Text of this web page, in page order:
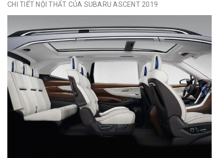
CHI TIẾT NỘI THẤT CỦA SUBARU ASCENT 2019